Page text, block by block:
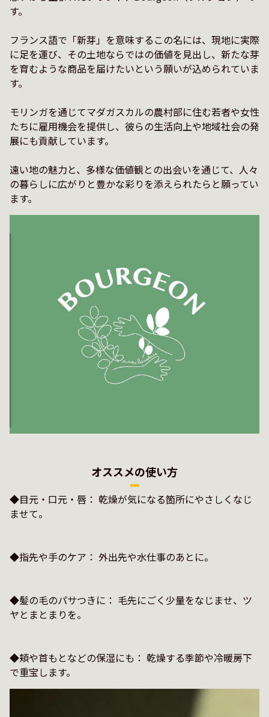
す。
フランス語で「新芽」を意味するこの名には、現地に実際
に足を運び、その土地ならではの価値を見出し、新たな芽
を育むような商品を届けたいという願いが込められていま
す。
モリンガを通じてマダガスカルの農村部に住む若者や女性
たちに雇用機会を提供し、彼らの生活向上や地域社会の発
展にも貢献しています。
遠い地の魅力と、多様な価値観との出会いを通じて、人々
の暮らしに広がりと豊かな彩りを添えられたらと願ってい
オススメの使い方
◆目元・口元・唇： 乾燥が気になる箇所にやさしくなじ
ませて。
◆指先や手のケア： 外出先や水仕事のあとに。
◆髪の毛のパサつきに： 毛先にごく少量をなじませ、ツ
ヤとまとまりを。
◆頬や首もとなどの保湿にも： 乾燥する季節や冷暖房下